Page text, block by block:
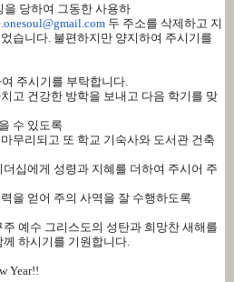
을 당하여 그동한 사용하
두 주소를 삭제하고 지
습니다 불편하지만 양지하여 주시기를
주시기를 부탁합니다
고 건강한 방학을 보내고 다음 학기를 맞
수 있도록
무리되고 또 학교 기숙사와 도서관 건축
더십에게 성령과 지혜를 더하여 주시어 주
을 얻어 주의 사역을 잘 수행하도록
예수 그리스도의 성탄과 희망찬 새해를
하시기를 기원합니다
Year!!